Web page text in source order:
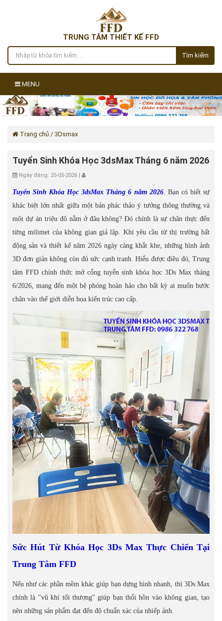
TRUNG TÂM THIẾT KẾ FFD
Tìm kiếm
MENU
Trang chủ / 3Dsmax
Tuyển Sinh Khóa Học 3dsMax Tháng 6 năm 2026
Ngày đăng: 25-05-2026 |
Tuyển Sinh Khóa Học 3dsMax Tháng 6 năm 2026. Bạn có biết sự
khác biệt lớn nhất giữa một bản phác thảo ý tưởng thông thường và
một dự án triệu đô nằm ở đâu không? Đó chính là sự chân thực đến
từng milimet của không gian giả lập. Khi yêu cầu từ thị trường bất
động sản và thiết kế năm 2026 ngày càng khắt khe, những hình ảnh
3D đơn giản không còn đủ sức cạnh tranh. Hiểu được điều đó, Trung
tâm FFD chính thức mở cổng tuyển sinh khóa học 3Ds Max tháng
6/2026, mang đến một bệ phóng hoàn hảo cho bất kỳ ai muốn bước
chân vào thế giới diễn họa kiến trúc cao cấp.
Sức Hút Từ Khóa Học 3Ds Max Thực Chiến Tại
Trung Tâm FFD
Nếu như các phần mềm khác giúp bạn dựng hình nhanh, thì 3Ds Max
chính là "vũ khí tối thượng" giúp bạn thổi hồn vào không gian, tạo
nên những sản phẩm đạt đến độ chuẩn xác của nhiếp ảnh.